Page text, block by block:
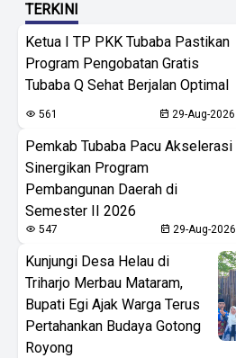
TERKINI
Ketua I TP PKK Tubaba Pastikan
Program Pengobatan Gratis
Tubaba Q Sehat Berjalan Optimal
561 29-Aug-2026
Pemkab Tubaba Pacu Akselerasi
Sinergikan Program
Pembangunan Daerah di
Semester II 2026
547 29-Aug-2026
Kunjungi Desa Helau di
Triharjo Merbau Mataram,
Bupati Egi Ajak Warga Terus
Pertahankan Budaya Gotong
Royong